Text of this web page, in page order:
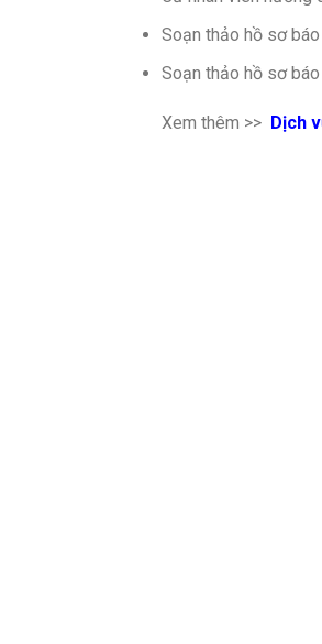
Soạn thảo hồ sơ
Soạn thảo hồ sơ
Xem thêm >> Dịch